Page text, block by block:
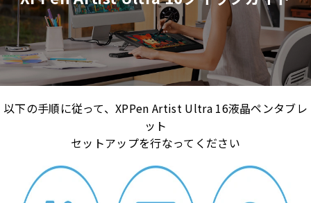
以下の手順に従って、XPPen Artist Ultra 16液晶ペンタブレ
ット
セットアップを行なってください